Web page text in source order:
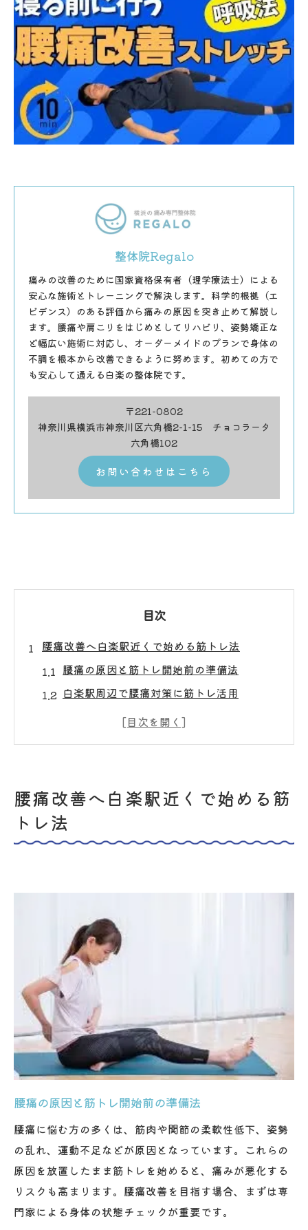
整体院Regalo
痛みの改善のために国家資格保有者（理学療法士）による
安心な施術とトレーニングで解決します。科学的根拠（エ
ビデンス）のある評価から痛みの原因を突き止めて解説し
ます。腰痛や肩こりをはじめとしてリハビリ、姿勢矯正な
ど幅広い施術に対応し、オーダーメイドのプランで身体の
不調を根本から改善できるように努めます。初めての方で
も安心して通える白楽の整体院です。
〒221-0802
神奈川県横浜市神奈川区六角橋2-1-15 チョコラータ
六角橋102
お問い合わせはこちら
目次
腰痛改善へ白楽駅近くで始める筋トレ法
腰痛の原因と筋トレ開始前の準備法
白楽駅周辺で腰痛対策に筋トレ活用
理学療法士のチェックで安心筋トレ習慣
インナーマッスルと腰痛の深い関係性
腰痛改善へ効果的な筋トレのポイント
筋肉バランスで腰痛を根本からサポート
運動初心者も安心の腰痛向け筋トレ手順
初心者が腰痛予防で始める安全な筋トレ法
腰痛改善へ理学療法士が導く運動ステップ
筋肉の状態を触って確認する理由とは
自己流を防ぐ腰痛向け筋トレ手順の流れ
インナーマッスル強化に最適な動き方
腰痛改善に欠かせない正しい筋トレフォー
ム
理学療法士によるフォーム確認の重要性
腰痛予防で意識したい姿勢と動作ポイント
筋肉を触って得られる安全な運動アドバイ
腰痛改善へ白楽駅近くで始める筋
トレ法
腰痛の原因と筋トレ開始前の準備法
腰痛に悩む方の多くは、筋肉や関節の柔軟性低下、姿勢
の乱れ、運動不足などが原因となっています。これらの
原因を放置したまま筋トレを始めると、痛みが悪化する
リスクも高まります。腰痛改善を目指す場合、まずは専
門家による身体の状態チェックが重要です。